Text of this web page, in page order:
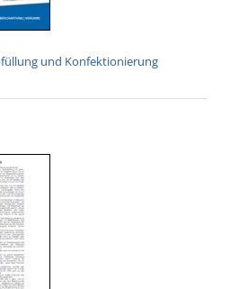
und Konfektionierung